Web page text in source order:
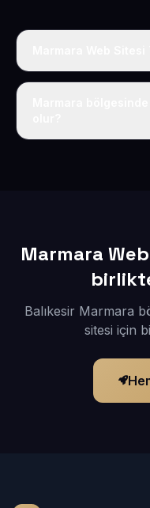
Tek fiyat uygulanır:
Marmara
Balıkesir Marmara
sitesi için